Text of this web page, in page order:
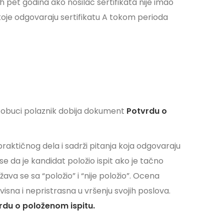
odgovaraju sertifikatu A tokom perioda
polaznik dobija dokument Potvrdu o
dela i sadrži pitanja koja odgovaraju
da je kandidat položio ispit ako je tačno
se sa “položio” i “nije položio”. Ocena
i nepristrasna u vršenju svojih poslova.
o položenom ispitu.